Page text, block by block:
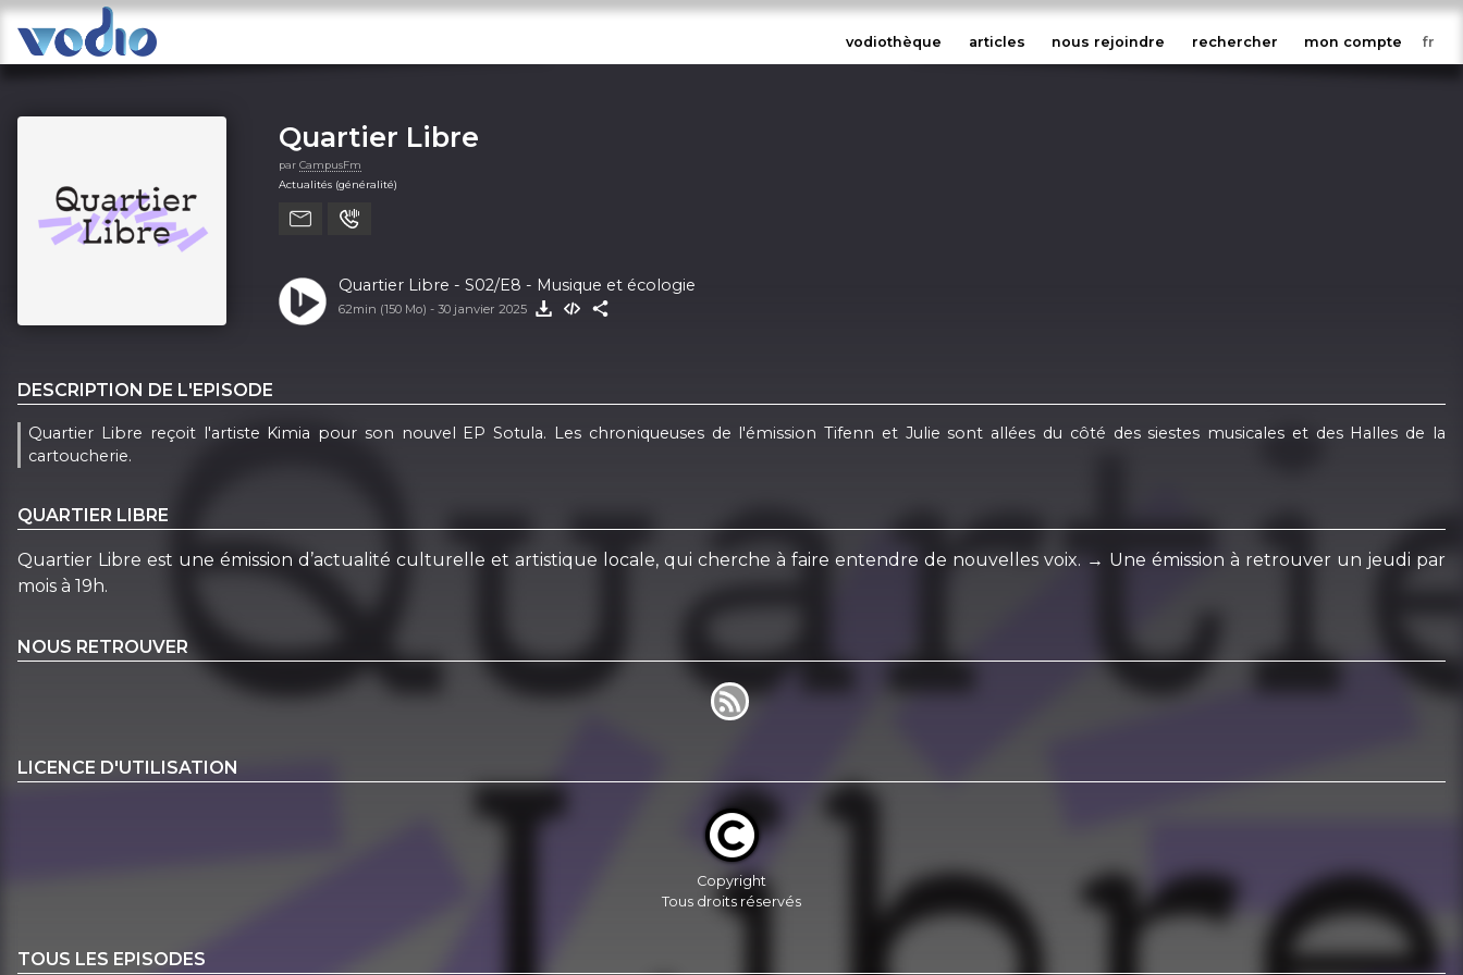
vodiothèque articles nous rejoindre rechercher mon compte
Quartier Libre
par CampusFm
Actualités (généralité)
Quartier Libre - S02/E8 - Musique et écologie
62min (150 Mo) - 30 janvier 2025
DESCRIPTION DE L'EPISODE
Quartier Libre reçoit l'artiste Kimia pour son nouvel EP Sotula. Les chroniqueuses de l'émission Tifenn et Julie sont allées du côté des siestes musicales et des Halles de la
cartoucherie.
QUARTIER LIBRE
Quartier Libre est une émission d’actualité culturelle et artistique locale, qui cherche à faire entendre de nouvelles voix. → Une émission à retrouver un jeudi par
mois à 19h.
NOUS RETROUVER
LICENCE D'UTILISATION
Copyright
Tous droits réservés
TOUS LES EPISODES